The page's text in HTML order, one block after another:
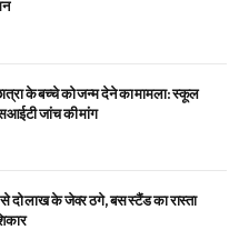
के बच्चे को जन्म देने का मामला: स्कूल
जांच की मांग
से दो लाख के जेवर ठगे, बस स्टैंड का रास्ता